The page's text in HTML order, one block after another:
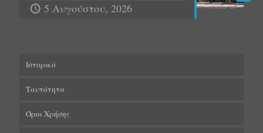
5 Αυγούστου, 2026
Ιστορικό
Ταυτότητα
Όροι Χρήσης